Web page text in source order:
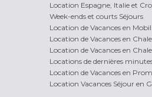
Location Espagne, Italie et
Week-ends et courts Séjours
Location de Vacances en
Location de Vacances en
Location de Vacances en
Locations de dernières
Location de Vacances en
Location Vacances Séjour en